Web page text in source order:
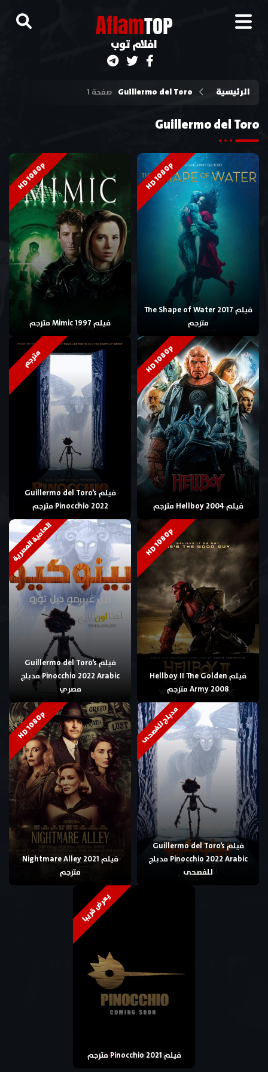
AflamTOP
افلام توب
الرئيسية Guillermo del Toro صفحة 1
Guillermo del Toro
HD 1080p
فيلم The Shape of Water 2017
مترجم
HD 1080p
فيلم Mimic 1997 مترجم
HD 1080p
فيلم Hellboy 2004 مترجم
مترجم
فيلم Guillermo del Toro’s
Pinocchio 2022 مترجم
HD 1080p
فيلم Hellboy II The Golden
Army 2008 مترجم
العامية المصرية
فيلم Guillermo del Toro’s
Pinocchio 2022 Arabic مدبلج
مصري
مدبلج للفصحى
فيلم Guillermo del Toro’s
Pinocchio 2022 Arabic مدبلج
للفصحى
HD 1080p
فيلم Nightmare Alley 2021
مترجم
يعرض قريبا
فيلم Pinocchio 2021 مترجم